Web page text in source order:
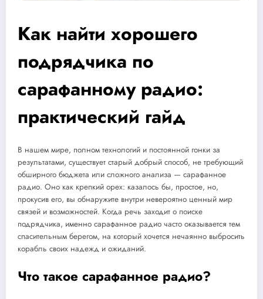
Как найти хорошего
подрядчика по
сарафанному радио:
практический гайд
В нашем мире, полном технологий и постоянной гонки за
результатами, существует старый добрый способ, не требующий
обширного бюджета или сложного анализа — сарафанное
радио. Оно как крепкий орех: казалось бы, простое, но,
прокусив его, вы обнаружите внутри невероятно ценный мир
связей и возможностей. Когда речь заходит о поиске
подрядчика, именно сарафанное радио часто оказывается тем
спасительным берегом, на который хочется нечаянно выбросить
корабль своих надежд и ожиданий.
Что такое сарафанное радио?